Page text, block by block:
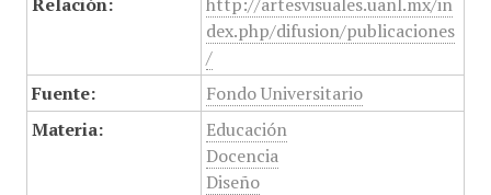
dex.php/difusion/publicaciones
/
Fuente:
Fondo Universitario
Materia:
Educación
Docencia
Diseño